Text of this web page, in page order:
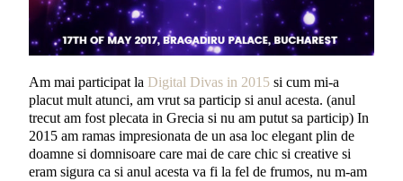
Am mai participat la Digital Divas in 2015 si cum mi-a
placut mult atunci, am vrut sa particip si anul acesta. (anul
trecut am fost plecata in Grecia si nu am putut sa particip) In
2015 am ramas impresionata de un asa loc elegant plin de
doamne si domnisoare care mai de care chic si creative si
eram sigura ca si anul acesta va fi la fel de frumos, nu m-am